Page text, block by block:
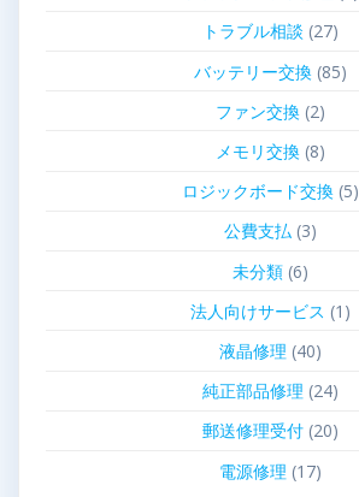
トラブル相談 (27)
バッテリー交換(85)
ファン交換(2)
メモリ交換(8)
ロジックボード交換(5)
公費支払(3)
未分類(6)
法人向けサービス (1)
液晶修理 (40)
純正部品修理 (24)
郵送修理受付(20)
電源修理 (17)